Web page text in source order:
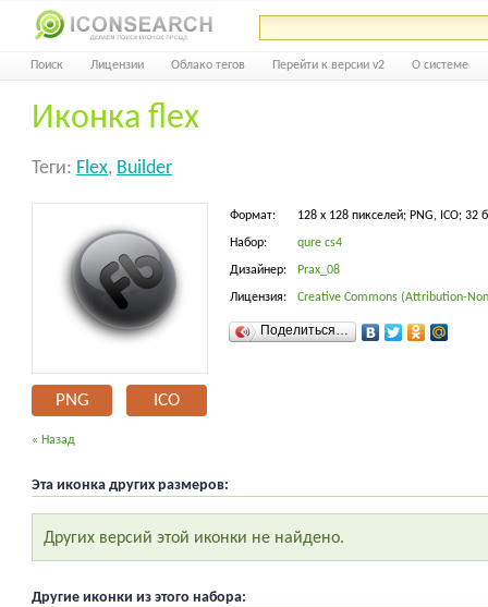
Поиск Лицензии Облако тегов Перейти к версии v2 О системе
Иконка flex
Теги: Flex, Builder
PNG ICO
Формат: 128 x 128 пикселей; PNG, ICO; 32
Набор: qure cs4
Дизайнер: Prax_08
Лицензия: Creative Commons (Attribution-
Поделиться…
« Назад
Эта иконка других размеров:
Других версий этой иконки не найдено.
Другие иконки из этого набора: